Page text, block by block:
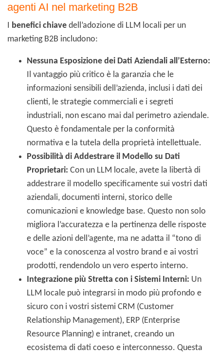
agenti AI nel marketing B2B
I benefici chiave dell’adozione di LLM locali per un
marketing B2B includono:
Nessuna Esposizione dei Dati Aziendali all’Esterno:
Il vantaggio più critico è la garanzia che le
informazioni sensibili dell’azienda, inclusi i dati dei
clienti, le strategie commerciali e i segreti
industriali, non escano mai dal perimetro aziendale.
Questo è fondamentale per la conformità
normativa e la tutela della proprietà intellettuale.
Possibilità di Addestrare il Modello su Dati
Proprietari: Con un LLM locale, avete la libertà di
addestrare il modello specificamente sui vostri dati
aziendali, documenti interni, storico delle
comunicazioni e knowledge base. Questo non solo
migliora l’accuratezza e la pertinenza delle risposte
e delle azioni dell’agente, ma ne adatta il “tono di
voce” e la conoscenza al vostro brand e ai vostri
prodotti, rendendolo un vero esperto interno.
Integrazione più Stretta con i Sistemi Interni: Un
LLM locale può integrarsi in modo più profondo e
sicuro con i vostri sistemi CRM (Customer
Relationship Management), ERP (Enterprise
Resource Planning) e intranet, creando un
ecosistema di dati coeso e interconnesso. Questa